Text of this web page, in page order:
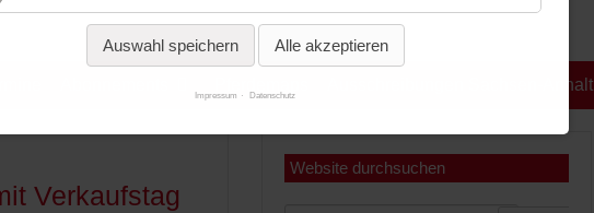
Ausschreibungen Sachsen-Anhalt
Verkaufstag
Website durchsuchen
Auswahl speichern Alle akzeptieren
Impressum Datenschutz